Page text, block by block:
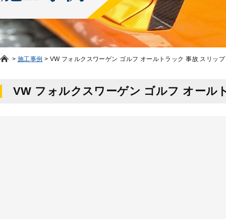
> 施工事例 > VW フォルクスワーゲン ゴルフ オールトラック 事故 スリッ
VW フォルクスワーゲン ゴルフ オール